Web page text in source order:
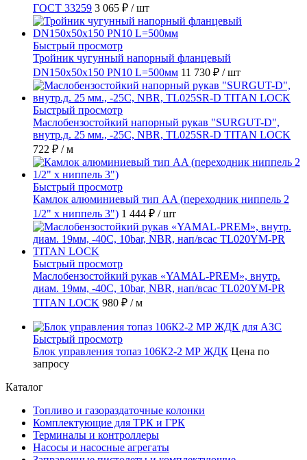
ГОСТ 33259 3 065 ₽ / шт
Быстрый просмотр
Тройник чугунный напорный фланцевый
DN150х50х150 PN10 L=500мм 11 730 ₽ / шт
Быстрый просмотр
Маслобензостойкий напорный рукав "SURGUT-D",
внутр.д. 25 мм., -25C, NBR, TL025SR-D TITAN LOCK
722 ₽ / м
Быстрый просмотр
Камлок алюминиевый тип AA (переходник ниппель 2
1/2" х ниппель 3") 1 444 ₽ / шт
Быстрый просмотр
Маслобензостойкий рукав «YAMAL-PREM», внутр.
диам. 19мм, -40C, 10bar, NBR, нап/всас TL020YM-PR
TITAN LOCK 980 ₽ / м
Быстрый просмотр
Блок управления топаз 106К2-2 МР ЖДК Цена по
запросу
Каталог
Топливо и газораздаточные колонки
Комплектующие для ТРК и ГРК
Терминалы и контроллеры
Насосы и насосные агрегаты